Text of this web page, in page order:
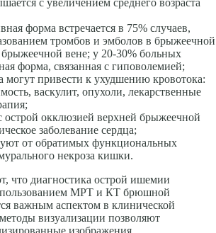
с увеличением среднего возраста
форма встречается в 75% случаев,
тромбов и эмболов в брыжеечной
вене; у 20-30% больных
форма, связанная с гиповолемией;
могут привести к ухудшению кровотока:
васкулит, опухоли, лекарственные
острой окклюзией верхней брыжеечной
заболевание сердца;
от обратимых функциональных
некроза кишки.
что диагностика острой ишемии
МРТ и КТ брюшной
важным аспектом в клинической
визуализации позволяют
изображения